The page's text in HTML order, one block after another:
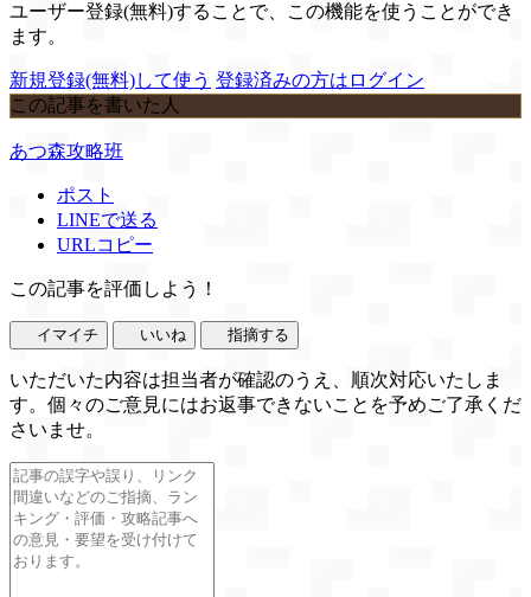
ユーザー登録(無料)することで、この機能を使うことができ
ます。
新規登録(無料)して使う 登録済みの方はログイン
この記事を書いた人
あつ森攻略班
ポスト
LINEで送る
URLコピー
この記事を評価しよう！
イマイチ いいね 指摘する
いただいた内容は担当者が確認のうえ、順次対応いたしま
す。個々のご意見にはお返事できないことを予めご了承くだ
さいませ。